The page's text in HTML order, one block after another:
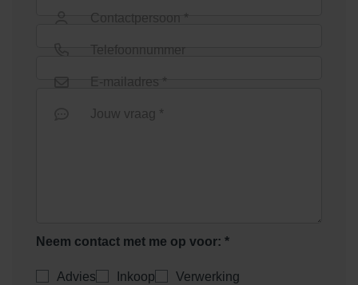
Contactpersoon *
Telefoonnummer
E-mailadres *
Jouw vraag *
Neem contact met me op voor: *
Advies Inkoop
Verwerking